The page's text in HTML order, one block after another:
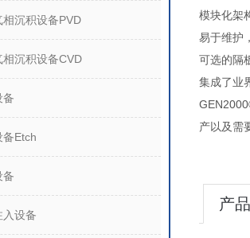
相沉积设备PVD
相沉积设备CVD
备
备Etch
备
入设备
模块化
易于维
可选的隔
集成了
产以及需
产